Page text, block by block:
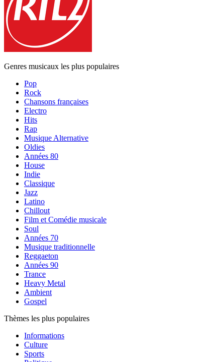
Genres musicaux les plus populaires
Pop
Rock
Chansons françaises
Electro
Hits
Rap
Musique Alternative
Oldies
Années 80
House
Indie
Classique
Jazz
Latino
Chillout
Film et Comédie musicale
Soul
Années 70
Musique traditionnelle
Reggaeton
Années 90
Trance
Heavy Metal
Ambient
Gospel
Thèmes les plus populaires
Informations
Culture
Sports